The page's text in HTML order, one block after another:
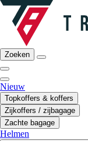
Zoeken
Nieuw
Topkoffers & koffers
Zijkoffers / zijbagage
Zachte bagage
Helmen